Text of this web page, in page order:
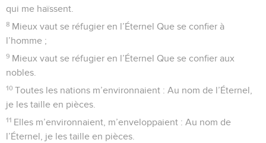
qui me haïssent.
8 Mieux vaut se réfugier en l’Éternel Que se confier à
l’homme ;
9 Mieux vaut se réfugier en l’Éternel Que se confier aux
nobles.
10 Toutes les nations m’environnaient : Au nom de l’Éternel,
je les taille en pièces.
11 Elles m’environnaient, m’enveloppaient : Au nom de
l’Éternel, je les taille en pièces.